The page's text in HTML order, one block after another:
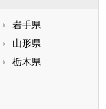
岩手県
山形県
栃木県